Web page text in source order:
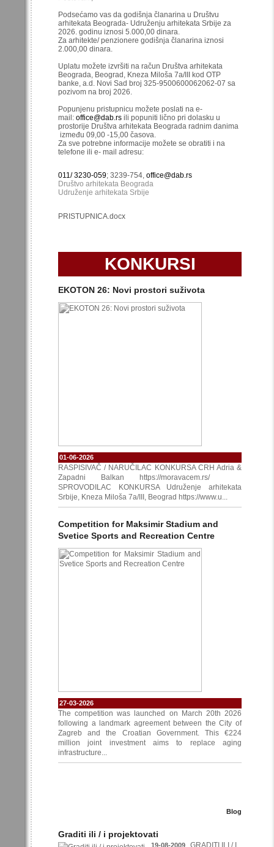
Podsećamo vas da godišnja članarina u Društvu
arhitekata Beograda- Udruženju arhitekata Srbije za
2026. godinu iznosi 5.000,00 dinara.
Za arhitekte/ penzionere godišnja članarina iznosi
2.000,00 dinara.
Uplatu možete izvršiti na račun Društva arhitekata
Beograda, Beograd, Kneza Miloša 7a/III kod OTP
banke, a.d. Novi Sad broj 325-9500600062062-07 sa
pozivom na broj 2026.
Popunjenu pristupnicu možete poslati na e-
mail: office@dab.rs ili popuniti lično pri dolasku u
prostorije Društva arhitekata Beograda radnim danima
između 09,00 -15,00 časova.
Za sve potrebne informacije možete se obratiti i na
telefone ili e- mail adresu:
011/ 3230-059; 3239-754, office@dab.rs
Društvo arhitekata Beograda
Udruženje arhitekata Srbije
PRISTUPNICA.docx
KONKURSI
EKOTON 26: Novi prostori suživota
01-06-2026
RASPISIVAČ / NARUČILAC KONKURSA CRH Adria &
Zapadni Balkan https://moravacem.rs/
SPROVODILAC KONKURSA Udruženje arhitekata
Srbije, Kneza Miloša 7a/III, Beograd https://www.u...
Competition for Maksimir Stadium and
Svetice Sports and Recreation Centre
27-03-2026
The competition was launched on March 20th 2026
following a landmark agreement between the City of
Zagreb and the Croatian Government. This €224
million joint investment aims to replace aging
infrastructure...
Blog
Graditi ili / i projektovati
19-08-2009 GRADITI ILI / I